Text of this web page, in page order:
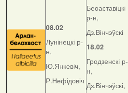
08.02
Лунінецкі р-
н,
Ю.Янкевіч,
Р.Нефідовіч
Беоаставіцкі
р-н,
Дз.Вінчэўскі
18.02
Гродзенскі р-
н,
Дз.Вінчэўскі,